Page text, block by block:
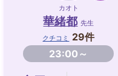
カオト
華緒都 先生
クチコミ
29件
23:00～